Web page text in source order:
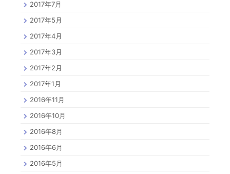
2017年7月
2017年5月
2017年4月
2017年3月
2017年2月
2017年1月
2016年11月
2016年10月
2016年8月
2016年6月
2016年5月